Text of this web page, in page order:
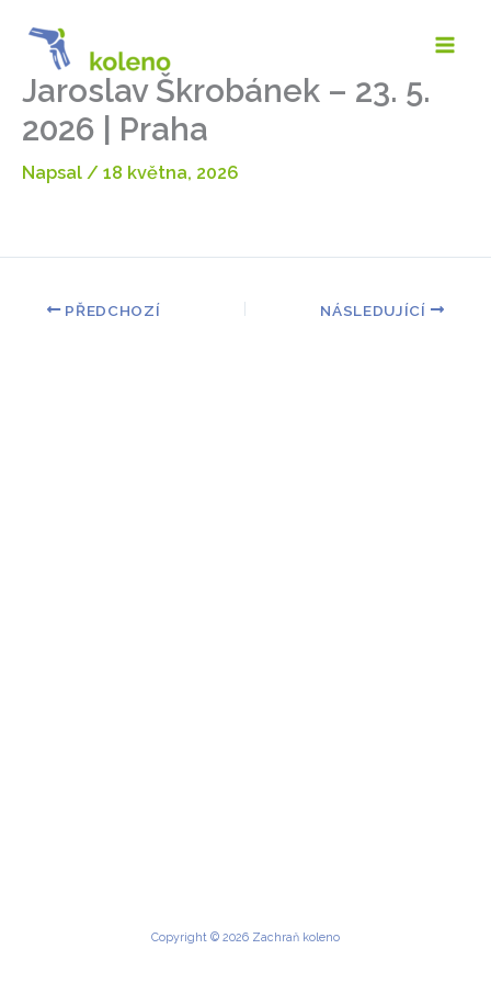
Jaroslav Škrobánek – 23. 5.
2026 | Praha
Napsal / 18 května, 2026
PŘEDCHOZÍ NÁSLEDUJÍCÍ
Copyright © 2026 Zachraň koleno